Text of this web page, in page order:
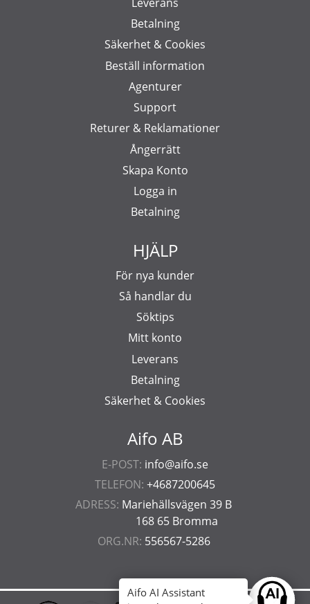
Aifo AB
E-POST: info@aifo.se
TELEFON: +4687200645
ADRESS: Mariehällsvägen 39 B
168 65 Bromma
ORG.NR: 556567-5286
Betalning
Säkerhet & Cookies
Beställ information
Agenturer
Support
Returer & Reklamationer
Ångerrätt
Skapa Konto
Logga in
Betalning
HJÄLP
För nya kunder
Så handlar du
Söktips
Mitt konto
Leverans
Betalning
Säkerhet & Cookies
Ask
Aifo AI Assistant